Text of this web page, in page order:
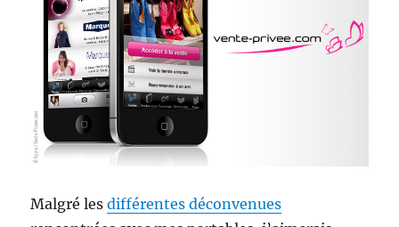
Malgré lesdifférentes déconvenues